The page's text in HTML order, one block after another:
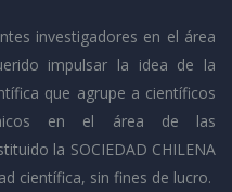
investigadores en el área
impulsar la idea de la
que agrupe a científicos
en el área de las
la SOCIEDAD CHILENA
científica, sin fines de lucro.